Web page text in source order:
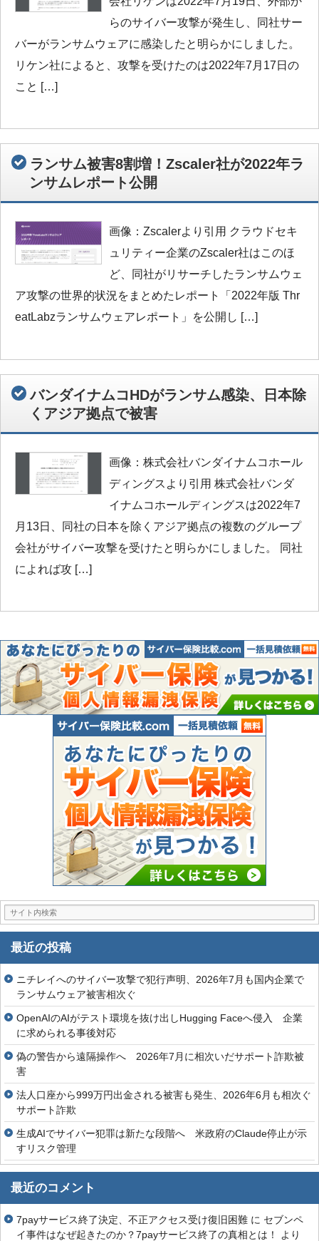
らのサイバー攻撃が発生し、同社サー
バーがランサムウェアに感染したと明らかにしました。
リケン社によると、攻撃を受けたのは2022年7月17日の
こと […]
ランサム被害8割増！Zscaler社が2022年ラ
ンサムレポート公開
画像：Zscalerより引用 クラウドセキ
ュリティー企業のZscaler社はこのほ
ど、同社がリサーチしたランサムウェ
ア攻撃の世界的状況をまとめたレポート「2022年版 Thr
eatLabzランサムウェアレポート」を公開し […]
バンダイナムコHDがランサム感染、日本除
くアジア拠点で被害
画像：株式会社バンダイナムコホール
ディングスより引用 株式会社バンダ
イナムコホールディングスは2022年7
月13日、同社の日本を除くアジア拠点の複数のグループ
会社がサイバー攻撃を受けたと明らかにしました。 同社
によれば攻 […]
最近の投稿
ニチレイへのサイバー攻撃で犯行声明、2026年7月も国内企業で
ランサムウェア被害相次ぐ
OpenAIのAIがテスト環境を抜け出しHugging Faceへ侵入 企業
に求められる事後対応
偽の警告から遠隔操作へ 2026年7月に相次いだサポート詐欺被
害
法人口座から999万円出金される被害も発生、2026年6月も相次ぐ
サポート詐欺
生成AIでサイバー犯罪は新たな段階へ 米政府のClaude停止が示
すリスク管理
最近のコメント
7payサービス終了決定、不正アクセス受け復旧困難 に セブンペ
イ事件はなぜ起きたのか？7payサービス終了の真相とは！
より